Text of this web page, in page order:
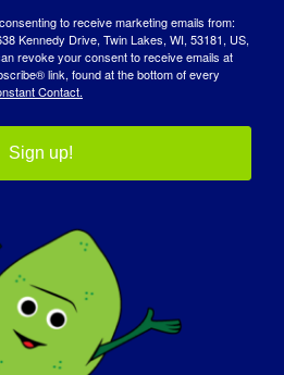
해 알았으면 하는 것은 무엇
알았으면 하는 점이라면,
꿈을 꾸고, 무엇보다도 인
는 모든 것에 포함되기를
가까이 행복하게 결혼 생
지 아들을 키웠으며, 무엇
라도 이러한 삶의 목표를 달
사람들이 이해해 주었으면
to receive marketing emails from:
Kennedy Drive, Twin Lakes, WI, 53181, US,
revoke your consent to receive emails at
link, found at the bottom of every
Contact.
Sign up!